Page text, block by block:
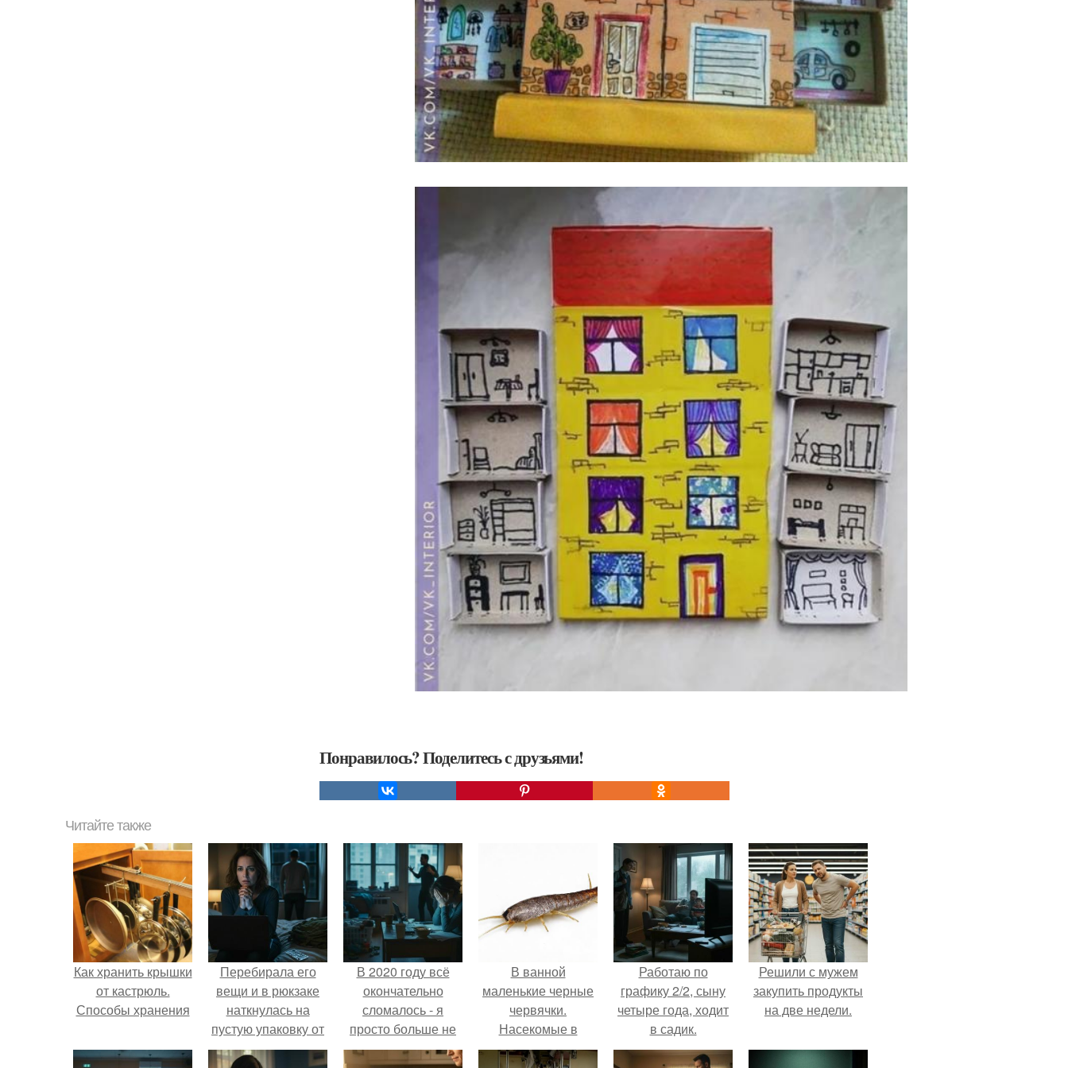
Понравилось? Поделитесь с друзьями!
Читайте также
Как хранить крышки
от кастрюль.
Способы хранения
Перебирала его
вещи и в рюкзаке
наткнулась на
пустую упаковку от
каких-то таблеток.
В 2020 году всё
окончательно
сломалось - я
просто больше не
тянула всё одна.
В ванной
маленькие черные
червячки.
Насекомые в
ванной: фото и
Работаю по
графику 2/2, сыну
четыре года, ходит
в садик.
Решили с мужем
закупить продукты
на две недели.